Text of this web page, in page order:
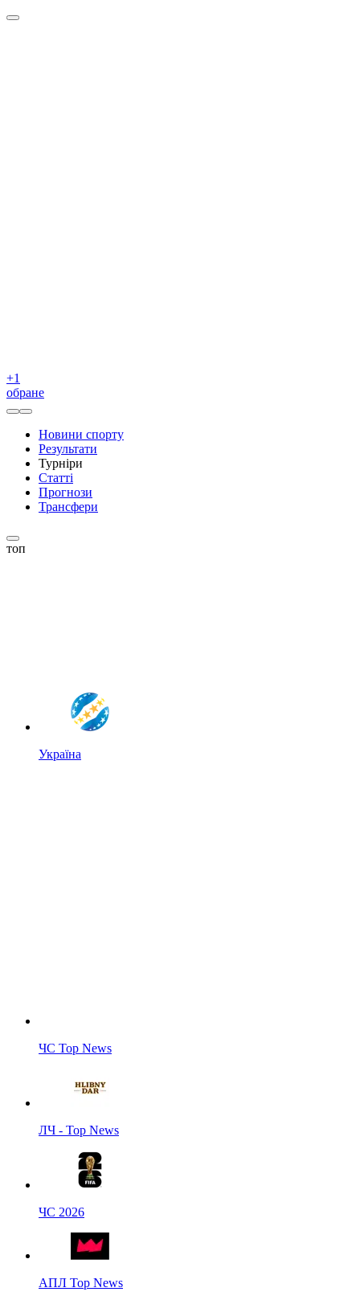
+1
обране
Новини спорту
Результати
Турніри
Статті
Прогнози
Трансфери
топ
Україна
ЧС Top News
ЛЧ - Top News
ЧС 2026
АПЛ Top News